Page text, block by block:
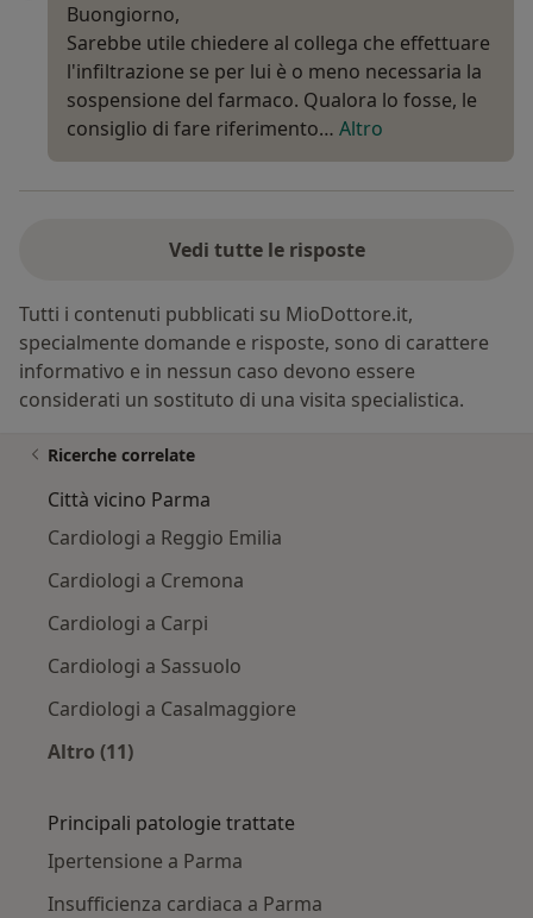
Buongiorno,
Sarebbe utile chiedere al collega che effettuare
l'infiltrazione se per lui è o meno necessaria la
sospensione del farmaco. Qualora lo fosse, le
consiglio di fare riferimento… Altro
Vedi tutte le risposte
Tutti i contenuti pubblicati su MioDottore.it,
specialmente domande e risposte, sono di carattere
informativo e in nessun caso devono essere
considerati un sostituto di una visita specialistica.
Ricerche correlate
Città vicino Parma
Cardiologi a Reggio Emilia
Cardiologi a Cremona
Cardiologi a Carpi
Cardiologi a Sassuolo
Cardiologi a Casalmaggiore
Altro (11)
Principali patologie trattate
Ipertensione a Parma
Insufficienza cardiaca a Parma